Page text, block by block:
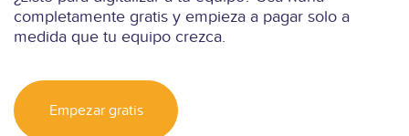
completamente gratis y empieza a pagar solo a
medida que tu equipo crezca.
Empezar gratis